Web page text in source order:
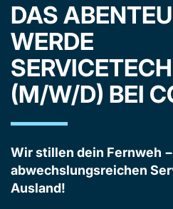
DAS
WERDE
(M/W/D) BEI
Wir stillen dein Fernweh
abwechslungsreichen
Ausland!